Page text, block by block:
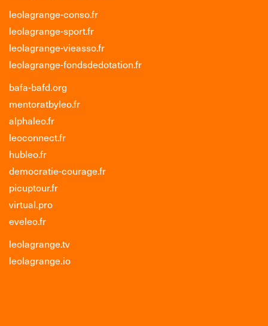
leolagrange-conso.fr
leolagrange-sport.fr
leolagrange-vieasso.fr
leolagrange-fondsdedotation.fr
bafa-bafd.org
mentoratbyleo.fr
alphaleo.fr
leoconnect.fr
hubleo.fr
democratie-courage.fr
picuptour.fr
virtual.pro
eveleo.fr
leolagrange.tv
leolagrange.io